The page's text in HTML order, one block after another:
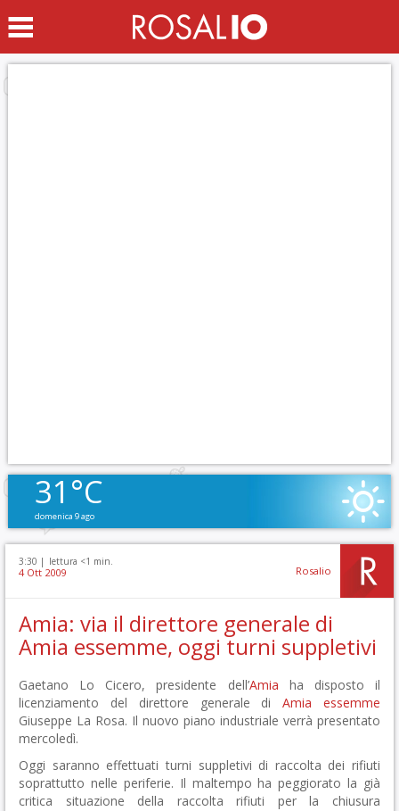
31°C
domenica 9 ago
3:30 | lettura <1 min.
4 Ott 2009 Rosalio
Amia: via il direttore generale di
Amia essemme, oggi turni suppletivi
Gaetano Lo Cicero, presidente dell’Amia ha disposto il
licenziamento del direttore generale diAmia essemme
Giuseppe La Rosa. Il nuovo piano industriale verrà presentato
mercoledì.
Oggi saranno effettuati turni suppletivi di raccolta dei rifiuti
soprattutto nelle periferie. Il maltempo ha peggiorato la già
critica situazione della raccolta rifiuti per la chiusura